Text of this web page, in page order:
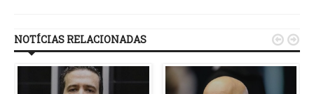
NOTÍCIAS RELACIONADAS  